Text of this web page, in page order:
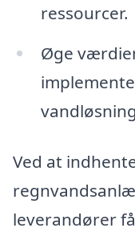
ressourcer.
Øge
Ved at
leverandører